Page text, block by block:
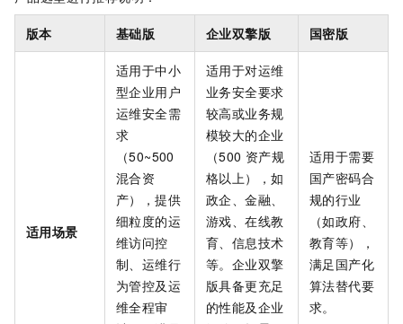
版本 基础版 企业双擎版 国密版
适用场景
适用于中小
型企业用户
运维安全需
求
（50~500
混合资
产），提供
细粒度的运
维访问控
制、运维行
为管控及运
维全程审
适用于对运维
业务安全要求
较高或业务规
模较大的企业
（500 资产规
格以上），如
政企、金融、
游戏、在线教
育、信息技术
等。企业双擎
版具备更充足
的性能及企业
适用于需要
国产密码合
规的行业
（如政府、
教育等），
满足国产化
算法替代要
求。